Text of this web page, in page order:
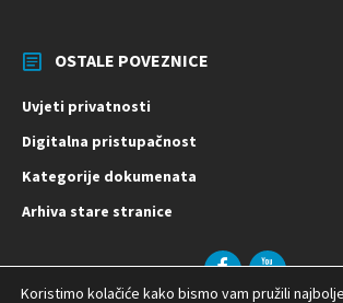
OSTALE POVEZNICE
Uvjeti privatnosti
Digitalna pristupačnost
Kategorije dokumenata
Arhiva stare stranice
FacebookYouTube
Koristimo kolačiće kako bismo vam pružili